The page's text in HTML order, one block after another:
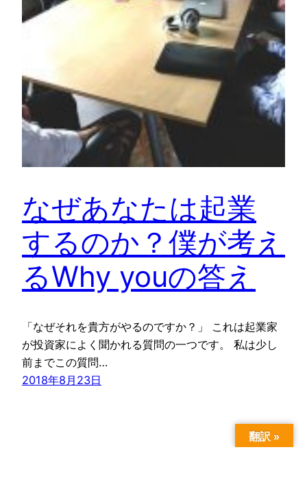
なぜあなたは起業
するのか？僕が考え
るWhy youの答え
「なぜそれを貴方がやるのですか？」 これは起業家
が投資家によく聞かれる質問の一つです。 私は少し
前までこの質問…
2018年8月23日
翻訳 »